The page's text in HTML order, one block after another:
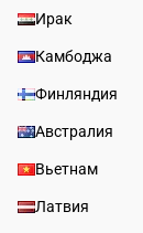
Ирак
Камбоджа
Финляндия
Австралия
Вьетнам
Латвия